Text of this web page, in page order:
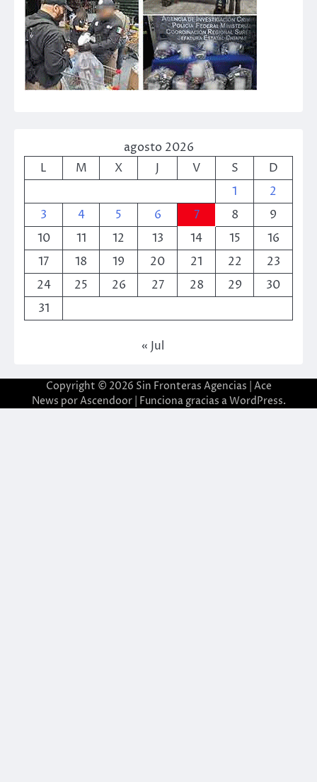
agosto 2026
L
M X J V S
D
1
2
3
4 5 6 7 8
9
10
11 12 13 14 15
16
17
18 19 20 21 22
23
24
25 26 27 28 29
30
31
« Jul
Copyright © 2026 Sin Fronteras Agencias | Ace
News porAscendoor| Funciona gracias aWordPress.